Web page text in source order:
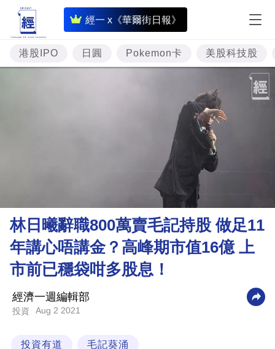
經一 x《華爾街日報》
即
時
財
經
理
財
商
業
科
技
港股IPO 日圓 Pokemon卡 美股科技股
林日曦辭職800萬賣毛記持股 做足11
年講心唔講金？高峰期市值16億 上
市前已穩袋咁多股息！
經濟一週編輯部
投資 Aug 2 2021
投資有道 毛記葵涌